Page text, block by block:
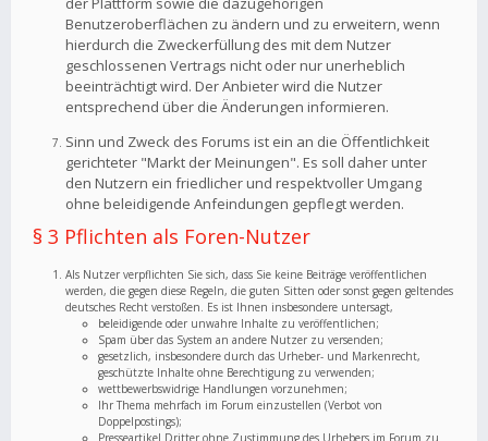
Benutzeroberflächen zu ändern und zu erweitern, wenn
hierdurch die Zweckerfüllung des mit dem Nutzer
geschlossenen Vertrags nicht oder nur unerheblich
beeinträchtigt wird. Der Anbieter wird die Nutzer
entsprechend über die Änderungen informieren.
Sinn und Zweck des Forums ist ein an die Öffentlichkeit
gerichteter "Markt der Meinungen". Es soll daher unter
den Nutzern ein friedlicher und respektvoller Umgang
ohne beleidigende Anfeindungen gepflegt werden.
§ 3 Pflichten als Foren-Nutzer
Als Nutzer verpflichten Sie sich, dass Sie keine Beiträge veröffentlichen
werden, die gegen diese Regeln, die guten Sitten oder sonst gegen geltendes
deutsches Recht verstoßen. Es ist Ihnen insbesondere untersagt,
beleidigende oder unwahre Inhalte zu veröffentlichen;
Spam über das System an andere Nutzer zu versenden;
gesetzlich, insbesondere durch das Urheber- und Markenrecht,
geschützte Inhalte ohne Berechtigung zu verwenden;
wettbewerbswidrige Handlungen vorzunehmen;
Ihr Thema mehrfach im Forum einzustellen (Verbot von
Doppelpostings);
Presseartikel Dritter ohne Zustimmung des Urhebers im Forum zu